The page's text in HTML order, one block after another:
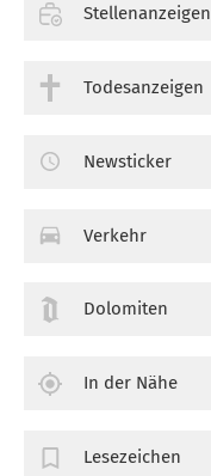
Stellenanzeigen
Todesanzeigen
Newsticker
Verkehr
Dolomiten
In der Nähe
Lesezeichen